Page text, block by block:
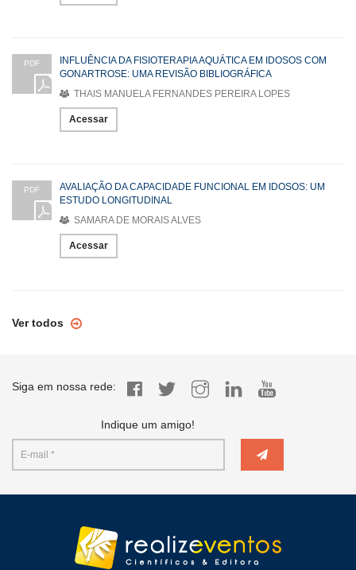
PDF
INFLUÊNCIA DA FISIOTERAPIA AQUÁTICA EM IDOSOS COM
GONARTROSE: UMA REVISÃO BIBLIOGRÁFICA
THAIS MANUELA FERNANDES PEREIRA LOPES
Acessar
PDF
AVALIAÇÃO DA CAPACIDADE FUNCIONAL EM IDOSOS: UM
ESTUDO LONGITUDINAL
SAMARA DE MORAIS ALVES
Acessar
Ver todos
Siga em nossa rede:
Indique um amigo!